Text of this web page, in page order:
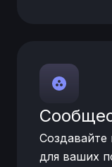
для ваших